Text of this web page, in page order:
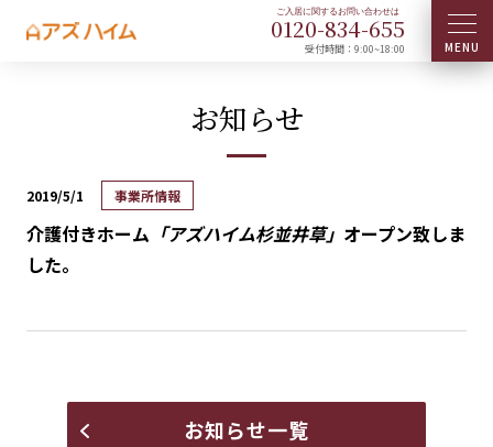
0120-834-655
受付時間：9:00~18:00
お知らせ
2019/5/1 事業所情報
介護付きホーム 「アズハイム杉並井草」 オープン致しま
した。
お知らせ一覧